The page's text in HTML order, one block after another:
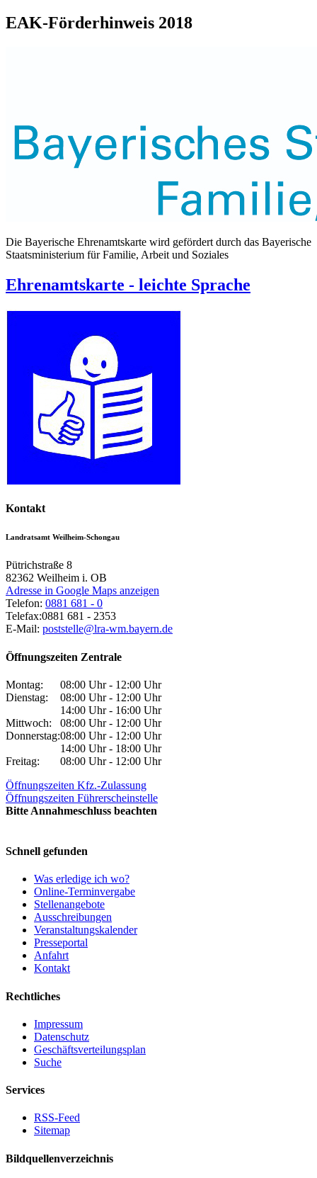
EAK-Förderhinweis 2018
Die Bayerische Ehrenamtskarte wird gefördert durch das Bayerische
Staatsministerium für Familie, Arbeit und Soziales
Ehrenamtskarte - leichte Sprache
Kontakt
Landratsamt Weilheim-Schongau
Pütrichstraße 8
82362 Weilheim i. OB
Adresse in Google Maps anzeigen
Telefon: 0881 681 - 0
Telefax:0881 681 - 2353
E-Mail: poststelle@lra-wm.bayern.de
Öffnungszeiten Zentrale
Montag:
08:00 Uhr - 12:00 Uhr
Dienstag:
08:00 Uhr - 12:00 Uhr
14:00 Uhr - 16:00 Uhr
Mittwoch:
08:00 Uhr - 12:00 Uhr
Donnerstag:08:00 Uhr - 12:00 Uhr
14:00 Uhr - 18:00 Uhr
Freitag:
08:00 Uhr - 12:00 Uhr
Öffnungszeiten Kfz.-Zulassung
Öffnungszeiten Führerscheinstelle
Bitte Annahmeschluss beachten
Schnell gefunden
Was erledige ich wo?
Online-Terminvergabe
Stellenangebote
Ausschreibungen
Veranstaltungskalender
Presseportal
Anfahrt
Kontakt
Rechtliches
Impressum
Datenschutz
Geschäftsverteilungsplan
Suche
Services
RSS-Feed
Sitemap
Bildquellenverzeichnis